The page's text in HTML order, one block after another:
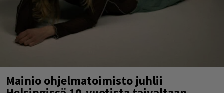
Mainio ohjelmatoimisto juhlii